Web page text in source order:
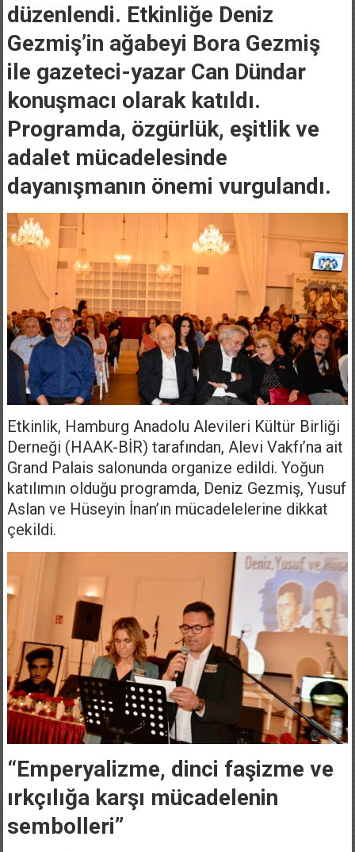
düzenlendi. Etkinliğe Deniz
Gezmiş’in ağabeyi Bora Gezmiş
ile gazeteci-yazar Can Dündar
konuşmacı olarak katıldı.
Programda, özgürlük, eşitlik ve
adalet mücadelesinde
dayanışmanın önemi vurgulandı.
Etkinlik, Hamburg Anadolu Alevileri Kültür Birliği
Derneği (HAAK-BİR) tarafından, Alevi Vakfı’na ait
Grand Palais salonunda organize edildi. Yoğun
katılımın olduğu programda, Deniz Gezmiş, Yusuf
Aslan ve Hüseyin İnan’ın mücadelelerine dikkat
çekildi.
“Emperyalizme, dinci faşizme ve
ırkçılığa karşı mücadelenin
sembolleri”